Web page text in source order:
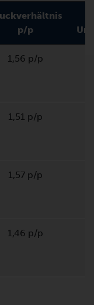
p/p
1,56 p/p
1,51 p/p
1,57 p/p
1,46 p/p